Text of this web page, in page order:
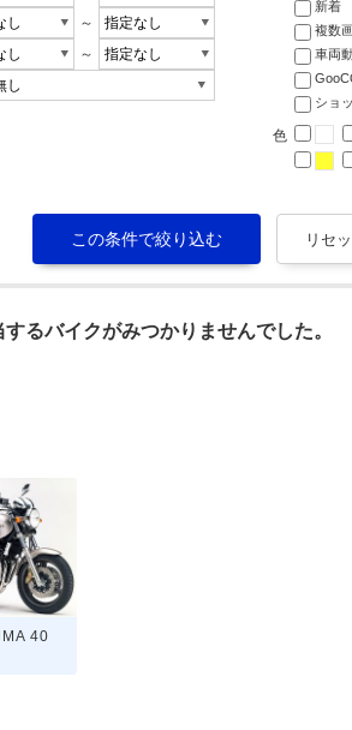
～
～
新着
複数
車両
ショ
色
るバイクがみつかりませんでした。
40